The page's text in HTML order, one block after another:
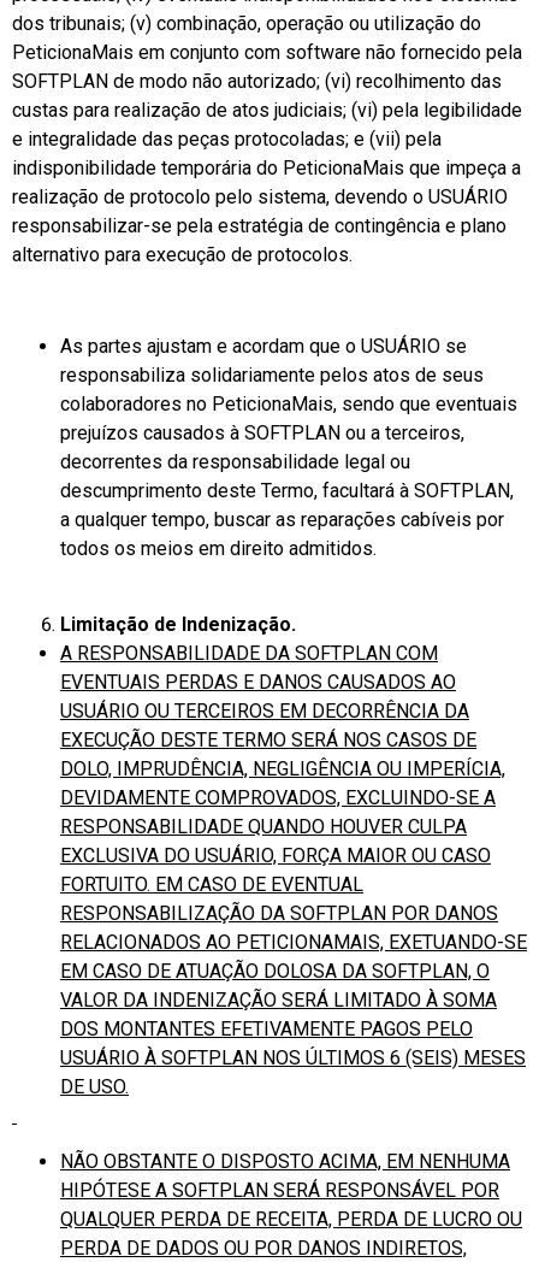
dos tribunais; (v) combinação, operação ou utilização do
PeticionaMais em conjunto com software não fornecido pela
SOFTPLAN de modo não autorizado; (vi) recolhimento das
custas para realização de atos judiciais; (vi) pela legibilidade
e integralidade das peças protocoladas; e (vii) pela
indisponibilidade temporária do PeticionaMais que impeça a
realização de protocolo pelo sistema, devendo o USUÁRIO
responsabilizar-se pela estratégia de contingência e plano
alternativo para execução de protocolos.
As partes ajustam e acordam que o USUÁRIO se
responsabiliza solidariamente pelos atos de seus
colaboradores no PeticionaMais, sendo que eventuais
prejuízos causados à SOFTPLAN ou a terceiros,
decorrentes da responsabilidade legal ou
descumprimento deste Termo, facultará à SOFTPLAN,
a qualquer tempo, buscar as reparações cabíveis por
todos os meios em direito admitidos.
Limitação de Indenização.
A RESPONSABILIDADE DA SOFTPLAN COM
EVENTUAIS PERDAS E DANOS CAUSADOS AO
USUÁRIO OU TERCEIROS EM DECORRÊNCIA DA
EXECUÇÃO DESTE TERMO SERÁ NOS CASOS DE
DOLO, IMPRUDÊNCIA, NEGLIGÊNCIA OU IMPERÍCIA,
DEVIDAMENTE COMPROVADOS, EXCLUINDO-SE A
RESPONSABILIDADE QUANDO HOUVER CULPA
EXCLUSIVA DO USUÁRIO, FORÇA MAIOR OU CASO
FORTUITO. EM CASO DE EVENTUAL
RESPONSABILIZAÇÃO DA SOFTPLAN POR DANOS
RELACIONADOS AO PETICIONAMAIS, EXETUANDO-SE
EM CASO DE ATUAÇÃO DOLOSA DA SOFTPLAN, O
VALOR DA INDENIZAÇÃO SERÁ LIMITADO À SOMA
DOS MONTANTES EFETIVAMENTE PAGOS PELO
USUÁRIO À SOFTPLAN NOS ÚLTIMOS 6 (SEIS) MESES
DE USO.
NÃO OBSTANTE O DISPOSTO ACIMA, EM NENHUMA
HIPÓTESE A SOFTPLAN SERÁ RESPONSÁVEL POR
QUALQUER PERDA DE RECEITA, PERDA DE LUCRO OU
PERDA DE DADOS OU POR DANOS INDIRETOS,